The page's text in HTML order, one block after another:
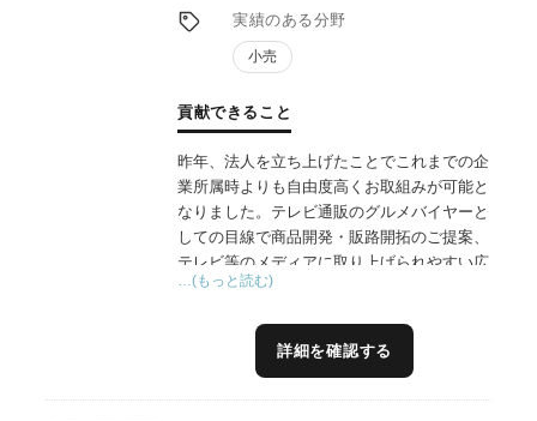
実績のある分野
小売
貢献できること
昨年、法人を立ち上げたことでこれまでの企
業所属時よりも自由度高くお取組みが可能と
なりました。テレビ通販のグルメバイヤーと
しての目線で商品開発・販路開拓のご提案、
テレビ等のメディアに取り上げられやすい広
報戦略のご提案、メディア向け素材としての
だくことが可能です。
…(もっと読む)
詳細を確認する